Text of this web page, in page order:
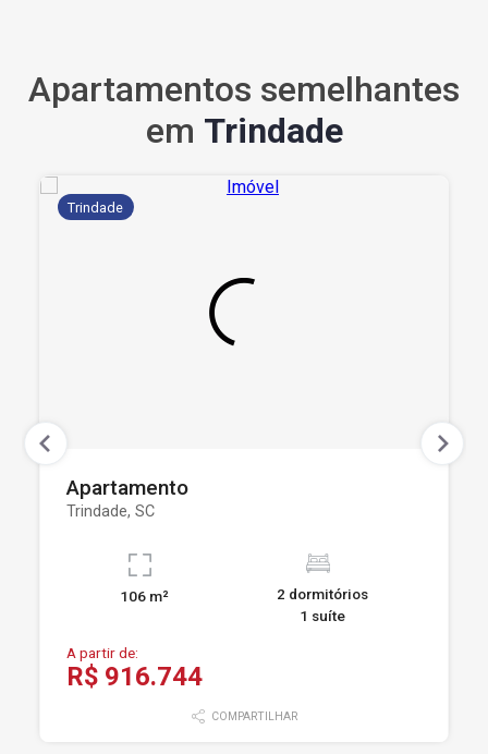
Apartamentos semelhantes
em Trindade
Trindade
Apartamento
Trindade, SC
106 m²
2 dormitórios
1 suíte
A partir de:
R$ 916.744
COMPARTILHAR